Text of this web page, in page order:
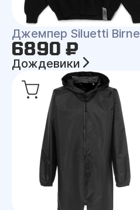
Джемпер Siluetti Birne
6890 ₽
Дождевики